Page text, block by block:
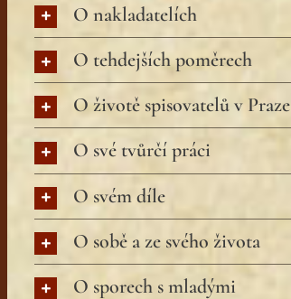
O nakladatelích
O tehdejších poměrech
O životě spisovatelů v Praze
O své tvůrčí práci
O svém díle
O sobě a ze svého života
O sporech s mladými